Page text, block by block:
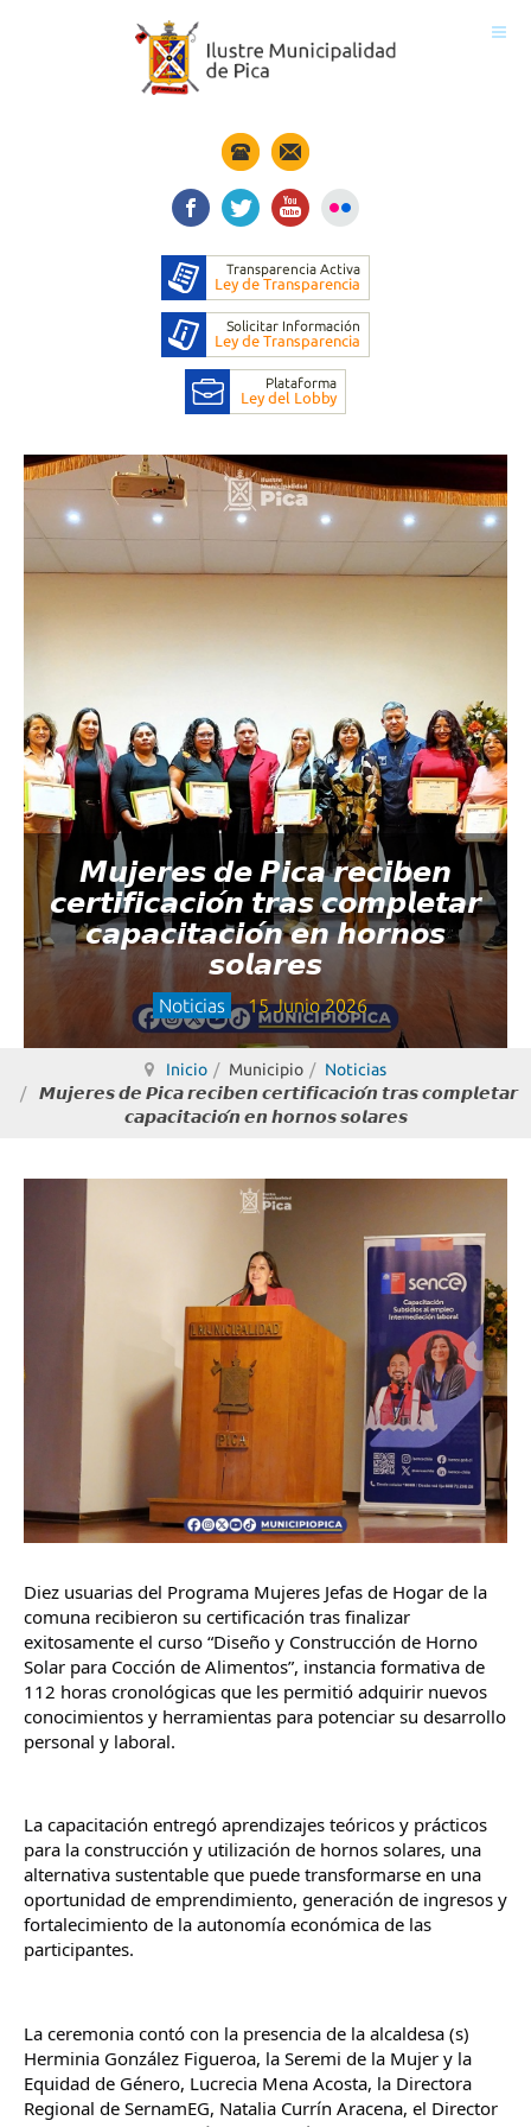
Inicio Municipio
Noticias
𝙈𝙪𝙟𝙚𝙧𝙚𝙨 𝙙𝙚 𝙋𝙞𝙘𝙖 𝙧𝙚𝙘𝙞𝙗𝙚𝙣 𝙘𝙚𝙧𝙩𝙞𝙛𝙞𝙘𝙖𝙘𝙞𝙤́𝙣 𝙩𝙧𝙖𝙨 𝙘𝙤𝙢𝙥𝙡𝙚𝙩𝙖𝙧
𝙘𝙖𝙥𝙖𝙘𝙞𝙩𝙖𝙘𝙞𝙤́𝙣 𝙚𝙣 𝙝𝙤𝙧𝙣𝙤𝙨 𝙨𝙤𝙡𝙖𝙧𝙚𝙨
𝙈𝙪𝙟𝙚𝙧𝙚𝙨 𝙙𝙚 𝙋𝙞𝙘𝙖 𝙧𝙚𝙘𝙞𝙗𝙚𝙣
𝙘𝙚𝙧𝙩𝙞𝙛𝙞𝙘𝙖𝙘𝙞𝙤́𝙣 𝙩𝙧𝙖𝙨 𝙘𝙤𝙢𝙥𝙡𝙚𝙩𝙖𝙧
𝙘𝙖𝙥𝙖𝙘𝙞𝙩𝙖𝙘𝙞𝙤́𝙣 𝙚𝙣 𝙝𝙤𝙧𝙣𝙤𝙨
𝙨𝙤𝙡𝙖𝙧𝙚𝙨
Noticias 15 Junio 2026
Diez usuarias del Programa Mujeres Jefas de Hogar de la
comuna recibieron su certificación tras finalizar
exitosamente el curso “Diseño y Construcción de Horno
Solar para Cocción de Alimentos”, instancia formativa de
112 horas cronológicas que les permitió adquirir nuevos
conocimientos y herramientas para potenciar su desarrollo
personal y laboral.
La capacitación entregó aprendizajes teóricos y prácticos
para la construcción y utilización de hornos solares, una
alternativa sustentable que puede transformarse en una
oportunidad de emprendimiento, generación de ingresos y
fortalecimiento de la autonomía económica de las
participantes.
La ceremonia contó con la presencia de la alcaldesa (s)
Herminia González Figueroa, la Seremi de la Mujer y la
Equidad de Género, Lucrecia Mena Acosta, la Directora
Regional de SernamEG, Natalia Currín Aracena, el Director